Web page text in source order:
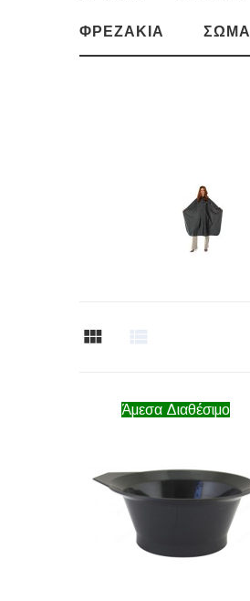
ΦΡΕΖΆΚΙΑ ΣΏΜΑ
Άμεσα Διαθέσιμο